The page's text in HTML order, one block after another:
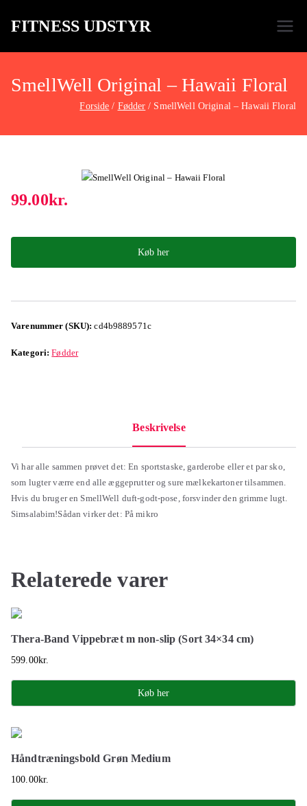
FITNESS UDSTYR
SmellWell Original – Hawaii Floral
Forside Fødder SmellWell Original – Hawaii Floral
99.00kr.
Køb her
Varenummer (SKU):cd4b9889571c
Kategori:Fødder
Beskrivelse
Vi har alle sammen prøvet det: En sportstaske, garderobe eller et par sko,
som lugter værre end alle æggeprutter og sure mælkekartoner tilsammen.
Hvis du bruger en SmellWell duft-godt-pose, forsvinder den grimme lugt.
Simsalabim!Sådan virker det: På mikro
Relaterede varer
Thera-Band Vippebræt m non-slip (Sort 34×34 cm)
599.00kr.
Køb her
Håndtræningsbold Grøn Medium
100.00kr.